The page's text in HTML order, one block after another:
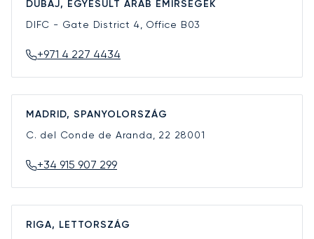
DUBAJ, EGYESÜLT ARAB EMÍRSÉGEK
DIFC - Gate District 4, Office B03
+971 4 227 4434
MADRID, SPANYOLORSZÁG
C. del Conde de Aranda, 22 28001
+34 915 907 299
RIGA, LETTORSZÁG